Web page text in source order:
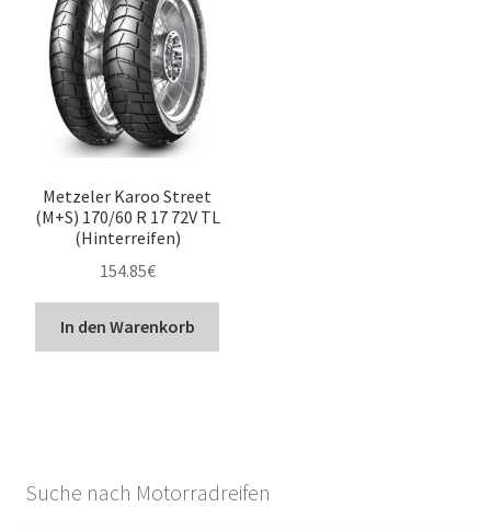
Metzeler Karoo Street
(M+S) 170/60 R 17 72V TL
(Hinterreifen)
154.85€
In den Warenkorb
Suche nach Motorradreifen